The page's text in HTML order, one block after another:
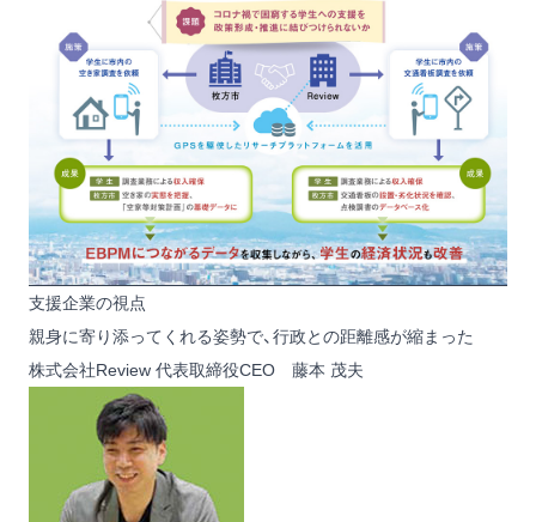
支援企業の視点
親身に寄り添ってくれる姿勢で、行政との距離感が縮まった
株式会社Review 代表取締役CEO 藤本 茂夫